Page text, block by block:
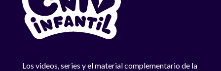
Los videos, series y el material complementario de la